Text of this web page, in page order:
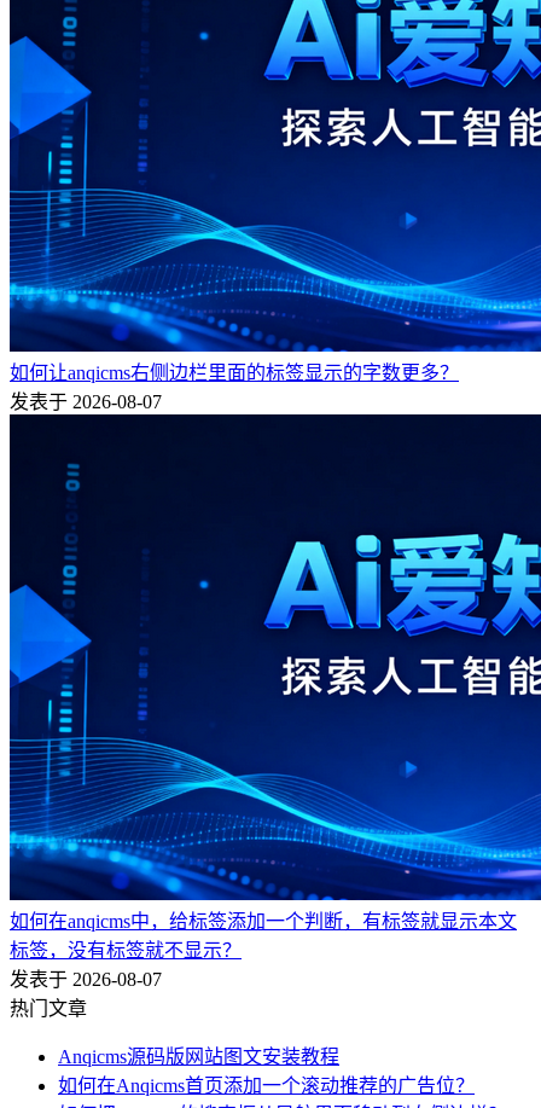
如何让anqicms右侧边栏里面的标签显示的字数更多？
发表于 2026-08-07
如何在anqicms中，给标签添加一个判断，有标签就显示本文
标签，没有标签就不显示？
发表于 2026-08-07
热门文章
Anqicms源码版网站图文安装教程
如何在Anqicms首页添加一个滚动推荐的广告位？